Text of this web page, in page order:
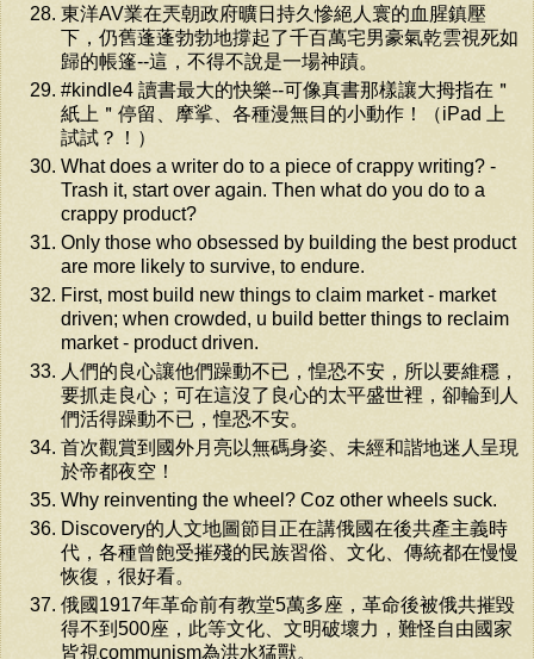
東洋AV業在兲朝政府曠日持久慘絕人寰的血腥鎮壓
下，仍舊蓬蓬勃勃地撐起了千百萬宅男豪氣乾雲視死如
歸的帳篷--這，不得不說是一場神蹟。
#kindle4 讀書最大的快樂--可像真書那樣讓大拇指在＂
紙上＂停留、摩挲、各種漫無目的小動作！（iPad 上
試試？！）
What does a writer do to a piece of crappy writing? -
Trash it, start over again. Then what do you do to a
crappy product?
Only those who obsessed by building the best product
are more likely to survive, to endure.
First, most build new things to claim market - market
driven; when crowded, u build better things to reclaim
market - product driven.
人們的良心讓他們躁動不已，惶恐不安，所以要維穩，
要抓走良心；可在這沒了良心的太平盛世裡，卻輪到人
們活得躁動不已，惶恐不安。
首次觀賞到國外月亮以無碼身姿、未經和諧地迷人呈現
於帝都夜空！
Why reinventing the wheel? Coz other wheels suck.
Discovery的人文地圖節目正在講俄國在後共產主義時
代，各種曾飽受摧殘的民族習俗、文化、傳統都在慢慢
恢復，很好看。
俄國1917年革命前有教堂5萬多座，革命後被俄共摧毀
得不到500座，此等文化、文明破壞力，難怪自由國家
皆視communism為洪水猛獸。